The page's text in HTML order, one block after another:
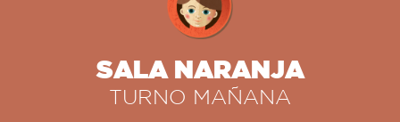
SALA NARANJA
TURNO MAÑANA